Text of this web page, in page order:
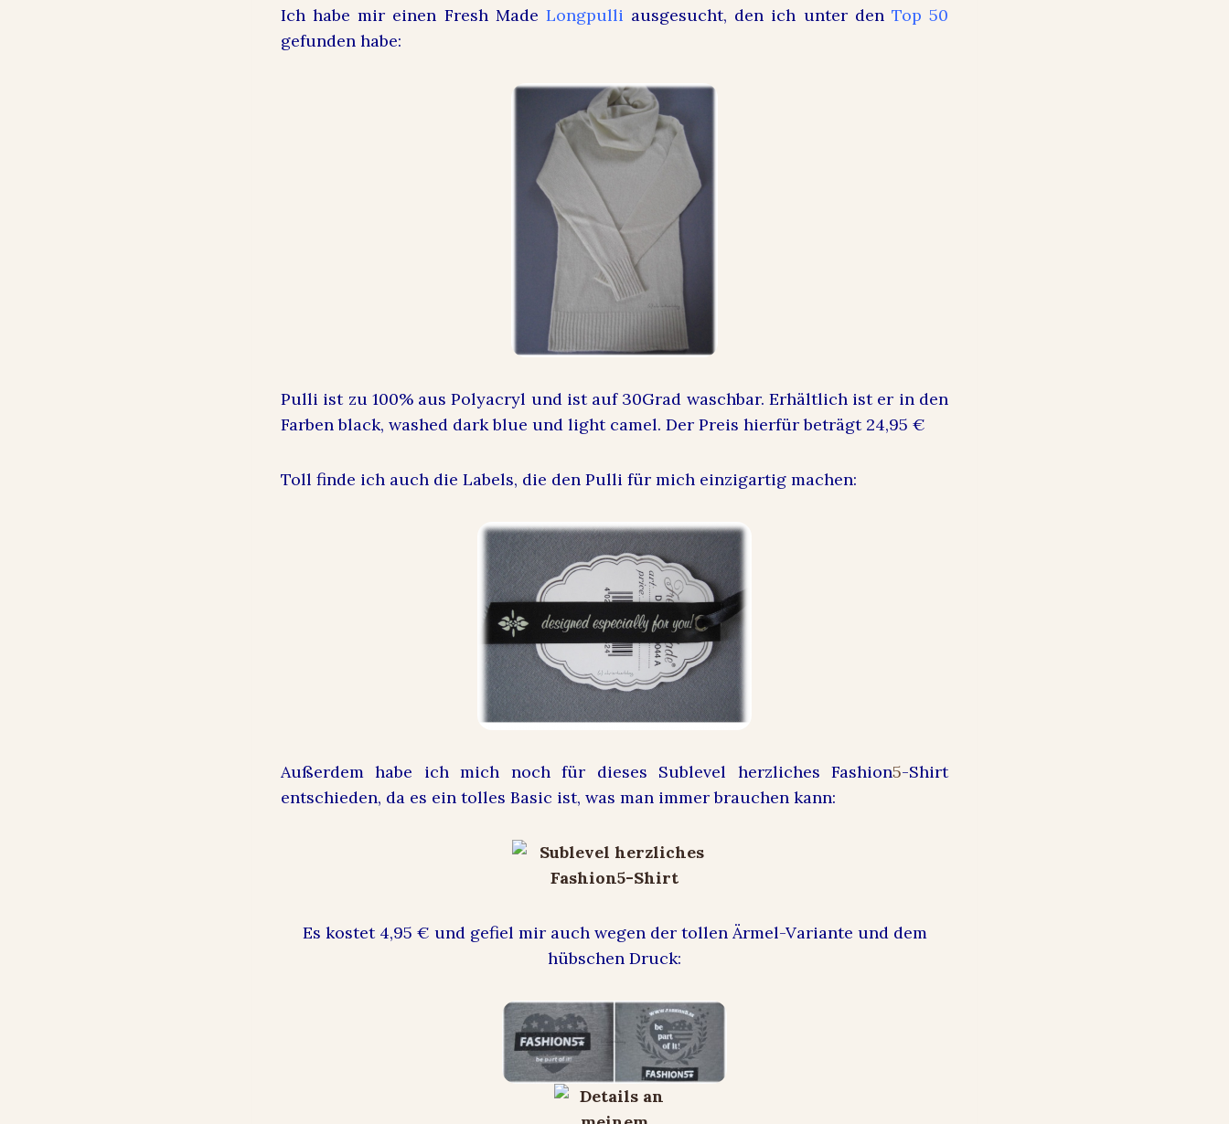
Ich habe mir einen Fresh Made Longpulli ausgesucht, den ich unter den Top 50
gefunden habe:
Pulli ist zu 100% aus Polyacryl und ist auf 30Grad waschbar. Erhältlich ist er in den
Farben black, washed dark blue und light camel. Der Preis hierfür beträgt 24,95 €
Toll finde ich auch die Labels, die den Pulli für mich einzigartig machen:
Außerdem habe ich mich noch für dieses Sublevel herzliches Fashion5-Shirt
entschieden, da es ein tolles Basic ist, was man immer brauchen kann:
Es kostet 4,95 € und gefiel mir auch wegen der tollen Ärmel-Variante und dem
hübschen Druck: